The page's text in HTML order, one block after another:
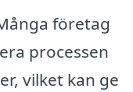
företag
processen
vilket kan ge